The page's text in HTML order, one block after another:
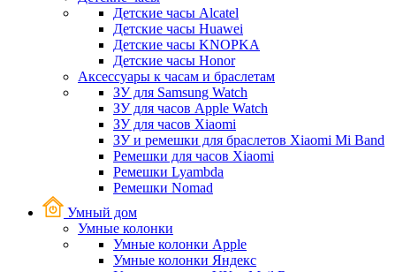
Детские часы Alcatel
Детские часы Huawei
Детские часы KNOPKA
Детские часы Honor
Аксессуары к часам и браслетам
ЗУ для Samsung Watch
ЗУ для часов Apple Watch
ЗУ для часов Xiaomi
ЗУ и ремешки для браслетов Xiaomi Mi Band
Ремешки для часов Xiaomi
Ремешки Lyambda
Ремешки Nomad
Умный дом
Умные колонки
Умные колонки Apple
Умные колонки Яндекс